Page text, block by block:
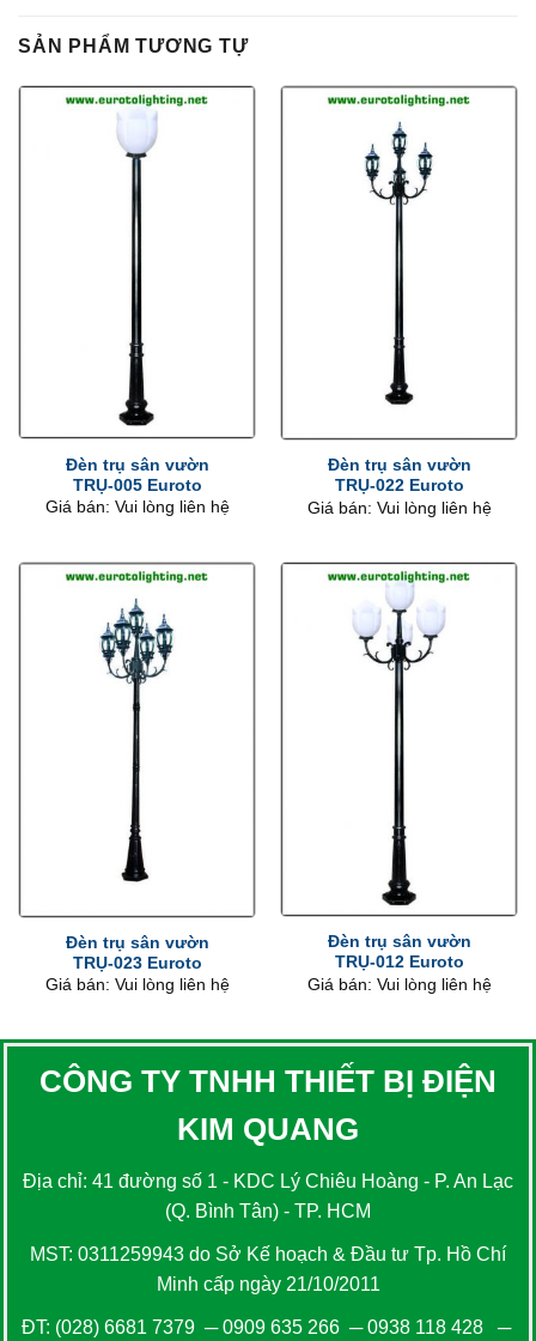
SẢN PHẨM TƯƠNG TỰ
Đèn trụ sân vườn
TRỤ-005 Euroto
Giá bán: Vui lòng liên hệ
Đèn trụ sân vườn
TRỤ-022 Euroto
Giá bán: Vui lòng liên hệ
Đèn trụ sân vườn
TRỤ-023 Euroto
Giá bán: Vui lòng liên hệ
Đèn trụ sân vườn
TRỤ-012 Euroto
Giá bán: Vui lòng liên hệ
CÔNG TY TNHH THIẾT BỊ ĐIỆN
KIM QUANG
Địa chỉ: 41 đường số 1 - KDC Lý Chiêu Hoàng - P. An Lạc
(Q. Bình Tân) - TP. HCM
MST: 0311259943 do Sở Kế hoạch & Đầu tư Tp. Hồ Chí
Minh cấp ngày 21/10/2011
ĐT: (028) 6681 7379 ─0909 635 266─0938 118 428─